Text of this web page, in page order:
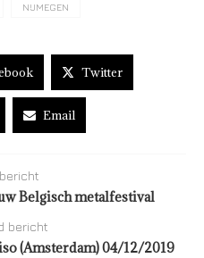
NIJMEGEN
Twitter
Email
Belgisch metalfestival
bericht
(Amsterdam) 04/12/2019